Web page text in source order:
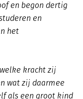
en begon dertig
en
het
kracht zij
wat zij daarmee
als een groot kind